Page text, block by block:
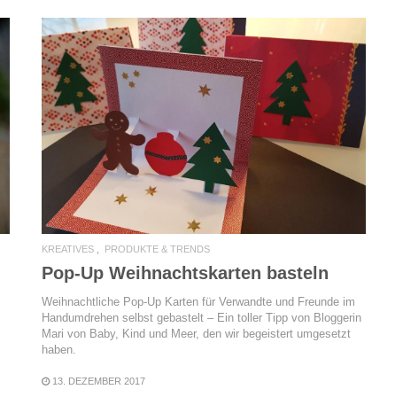
READ MORE
KREATIVES PRODUKTE & TRENDS
Pop-Up Weihnachtskarten basteln
Weihnachtliche Pop-Up Karten für Verwandte und Freunde im
Handumdrehen selbst gebastelt – Ein toller Tipp von Bloggerin
Mari von Baby, Kind und Meer, den wir begeistert umgesetzt
haben.
13. DEZEMBER 2017